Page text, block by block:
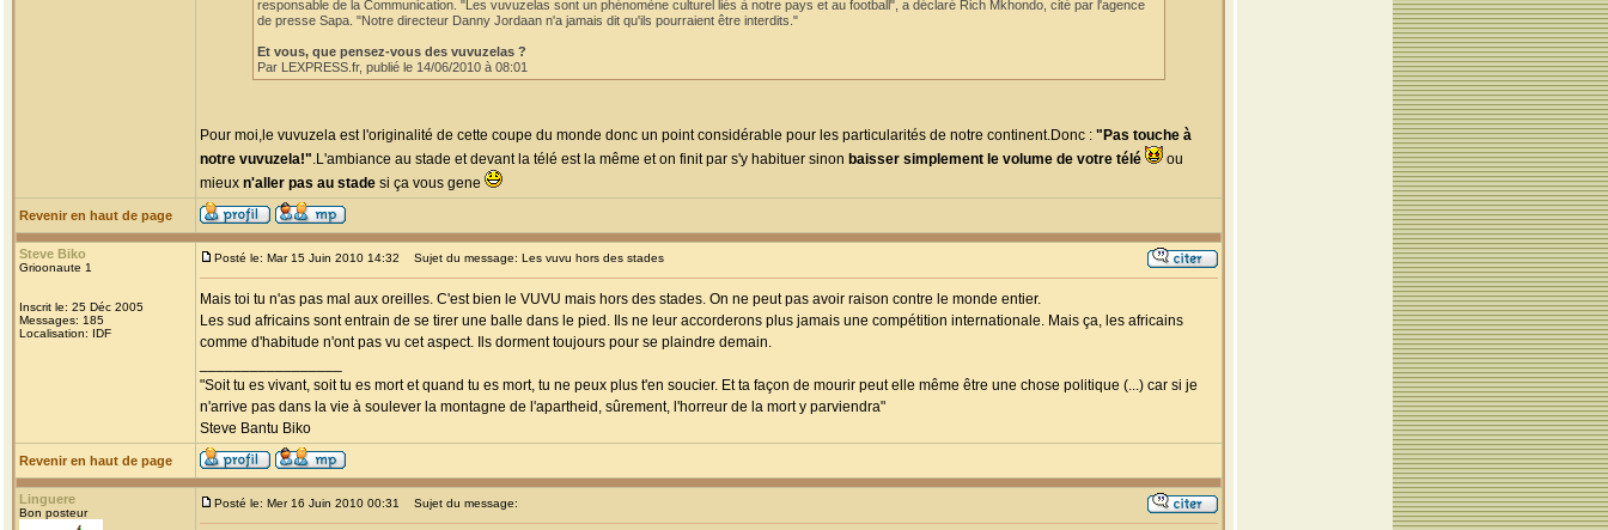
responsable de la Communication. "Les vuvuzelas sont un phénomène culturel liés à notre pays et au football", a déclaré Rich Mkhondo, cité par l'agence
de presse Sapa. "Notre directeur Danny Jordaan n'a jamais dit qu'ils pourraient être interdits."
Et vous, que pensez-vous des vuvuzelas ?
Par LEXPRESS.fr, publié le 14/06/2010 à 08:01
Pour moi,le vuvuzela est l'originalité de cette coupe du monde donc un point considérable pour les particularités de notre continent.Donc : "Pas touche à
notre vuvuzela!".L'ambiance au stade et devant la télé est la même et on finit par s'y habituer sinon baisser simplement le volume de votre télé
ou
mieux n'aller pas au stade si ça vous gene
Revenir en haut de page
Steve Biko
Grioonaute 1
Inscrit le: 25 Déc 2005
Messages: 185
Localisation: IDF
Posté le: Mar 15 Juin 2010 14:32 Sujet du message: Les vuvu hors des stades
Mais toi tu n'as pas mal aux oreilles. C'est bien le VUVU mais hors des stades. On ne peut pas avoir raison contre le monde entier.
Les sud africains sont entrain de se tirer une balle dans le pied. Ils ne leur accorderons plus jamais une compétition internationale. Mais ça, les africains
comme d'habitude n'ont pas vu cet aspect. Ils dorment toujours pour se plaindre demain.
"Soit tu es vivant, soit tu es mort et quand tu es mort, tu ne peux plus t'en soucier. Et ta façon de mourir peut elle même être une chose politique (...) car si je
n'arrive pas dans la vie à soulever la montagne de l'apartheid, sûrement, l'horreur de la mort y parviendra"
Steve Bantu Biko
Revenir en haut de page
Linguere
Bon posteur
Posté le: Mer 16 Juin 2010 00:31 Sujet du message: